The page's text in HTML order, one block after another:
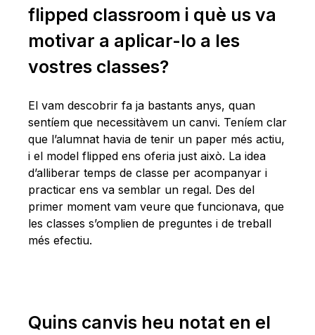
flipped classroom i què us va
motivar a aplicar-lo a les
vostres classes?
El vam descobrir fa ja bastants anys, quan
sentíem que necessitàvem un canvi. Teníem clar
que l’alumnat havia de tenir un paper més actiu,
i el model flipped ens oferia just això. La idea
d’alliberar temps de classe per acompanyar i
practicar ens va semblar un regal. Des del
primer moment vam veure que funcionava, que
les classes s’omplien de preguntes i de treball
més efectiu.
Quins canvis heu notat en el